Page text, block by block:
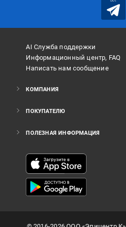
AI Служба поддержки
Информационный центр, FAQ
Написать нам сообщение
КОМПАНИЯ
ПОКУПАТЕЛЮ
ПОЛЕЗНАЯ ИНФОРМАЦИЯ